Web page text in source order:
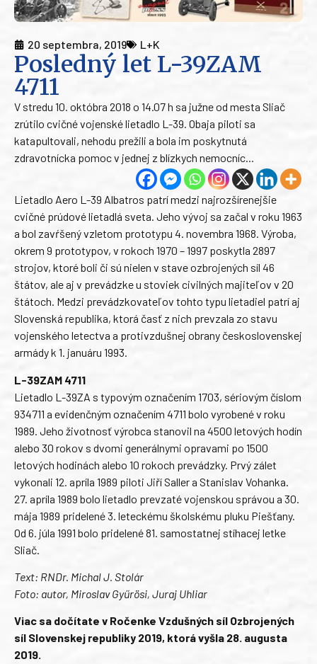
20 septembra, 2019 L+K
Posledný let L-39ZAM
4711
V stredu 10. októbra 2018 o 14.07 h sa južne od mesta Sliač
zrútilo cvičné vojenské lietadlo L-39. Obaja piloti sa
katapultovali, nehodu prežili a bola im poskytnutá
zdravotnícka pomoc v jednej z blízkych nemocníc...
Lietadlo Aero L-39 Albatros patrí medzi najrozšírenejšie
cvičné prúdové lietadlá sveta. Jeho vývoj sa začal v roku 1963
a bol zavŕšený vzletom prototypu 4. novembra 1968. Výroba,
okrem 9 prototypov, v rokoch 1970 – 1997 poskytla 2897
strojov, ktoré boli či sú nielen v stave ozbrojených síl 46
štátov, ale aj v prevádzke u stoviek civilných majiteľov v 20
štátoch. Medzi prevádzkovateľov tohto typu lietadiel patrí aj
Slovenská republika, ktorá časť z nich prevzala zo stavu
vojenského letectva a protivzdušnej obrany československej
armády k 1. januáru 1993.
L-39ZAM 4711
Lietadlo L-39ZA s typovým označením 1703, sériovým číslom
934711 a evidenčným označením 4711 bolo vyrobené v roku
1989. Jeho životnosť výrobca stanovil na 4500 letových hodín
alebo 30 rokov s dvomi generálnymi opravami po 1500
letových hodinách alebo 10 rokoch prevádzky. Prvý zálet
vykonali 12. apríla 1989 piloti Jiří Saller a Stanislav Vohanka.
27. apríla 1989 bolo lietadlo prevzaté vojenskou správou a 30.
mája 1989 pridelené 3. leteckému školskému pluku Piešťany.
Od 6. júla 1991 bolo pridelené 81. samostatnej stíhacej letke
Sliač.
Text: RNDr. Michal J. Stolár
Foto: autor, Miroslav Gyűrösi, Juraj Uhliar
Viac sa dočítate v Ročenke Vzdušných síl Ozbrojených
síl Slovenskej republiky 2019, ktorá vyšla 28. augusta
2019.